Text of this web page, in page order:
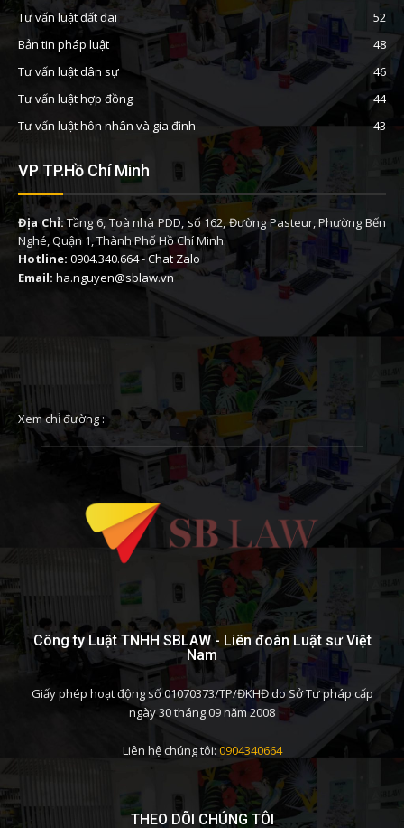
Tư vấn luật đất đai
52
Bản tin pháp luật
48
Tư vấn luật dân sự
46
Tư vấn luật hợp đồng
44
Tư vấn luật hôn nhân và gia đình
43
VP TP.Hồ Chí Minh
Địa Chỉ:Tầng 6, Toà nhà PDD, số 162, Đường Pasteur, Phường Bến
Nghé, Quận 1, Thành Phố Hồ Chí Minh.
Hotline: 0904.340.664-Chat Zalo
Email: ha.nguyen@sblaw.vn
Xem chỉ đường :
Công ty Luật TNHH SBLAW - Liên đoàn Luật sư Việt
Nam
Giấy phép hoạt động số 01070373/TP/ĐKHĐ do Sở Tư pháp cấp
ngày 30 tháng 09 năm 2008
Liên hệ chúng tôi: 0904340664
THEO DÕI CHÚNG TÔI